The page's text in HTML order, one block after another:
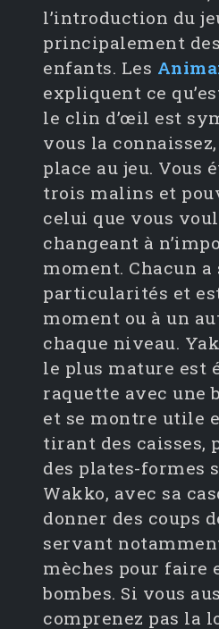
l’introduction du
principalement
enfants. Les
expliquent ce
le clin d’œil est
vous la
place au jeu. Vous
trois malins et
celui que vous
changeant à
moment. Chacun a
particularités et
moment ou à un
chaque niveau.
le plus mature est
raquette avec une
et se montre utile
tirant des caisses,
des plates-formes
Wakko, avec sa
donner des coups
servant
mèches pour faire
bombes. Si vous
comprenez pas la